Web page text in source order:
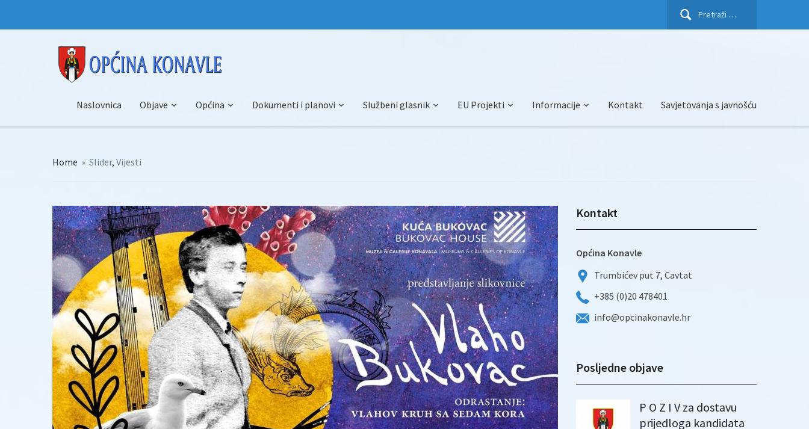
Pretraži:
Naslovnica Objave Općina Dokumenti i planovi Službeni glasnik EU Projekti Informacije Kontakt Savjetovanja s javnošću
Home » Slider, Vijesti
Kontakt
Općina Konavle
Trumbićev put 7, Cavtat
+385 (0)20 478401
info@opcinakonavle.hr
Posljedne objave
P O Z I V za dostavu
prijedloga kandidata